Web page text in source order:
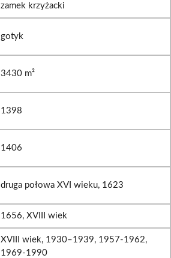
zamek krzyżacki
gotyk
3430 m²
1398
1406
druga połowa XVI wieku, 1623
1656, XVIII wiek
XVIII wiek, 1930–1939, 1957-1962,
1969-1990